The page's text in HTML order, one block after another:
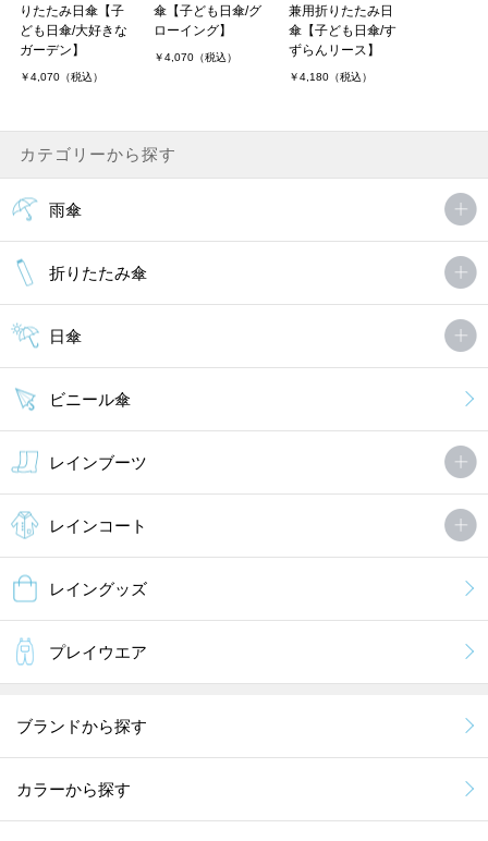
りたたみ日傘【子
ども日傘/大好きな
ガーデン】
￥4,070（税込）
傘【子ども日傘/グ
ローイング】
￥4,070（税込）
兼用折りたたみ日
傘【子ども日傘/す
ずらんリース】
￥4,180（税込）
カテゴリーから探す
雨傘
折りたたみ傘
日傘
ビニール傘
レインブーツ
レインコート
レイングッズ
プレイウエア
ブランドから探す
カラーから探す